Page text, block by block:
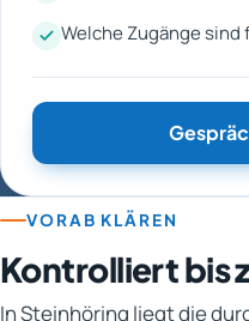
Welche Zugänge sind
VORAB KLÄREN
Kontrolliert bis
In Steinhöring liegt die